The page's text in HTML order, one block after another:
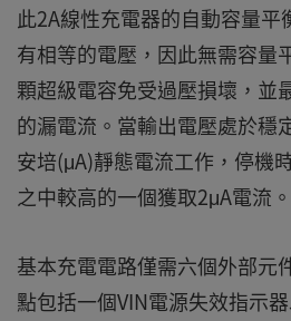
此2A線性充電器的自動容量
有相等的電壓，因此無需容量
顆超級電容免受過壓損壞，並
的漏電流。當輸出電壓處於穩
安培(μA)靜態電流工作，停機
之中較高的一個獲取2μA電流。
基本充電電路僅需六個外部元
點包括一個VIN電源失效指示